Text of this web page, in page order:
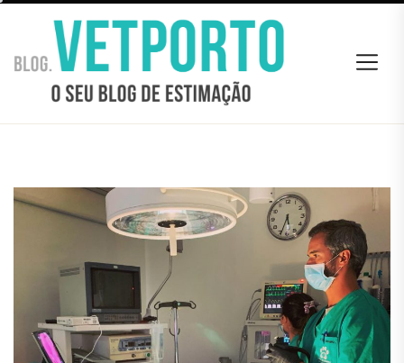
the
BLOG
VETPORTO
BLOG VETPORTO